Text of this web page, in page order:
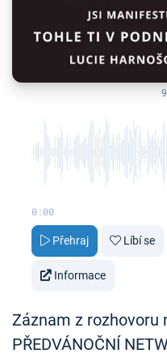
0:00
Přehraj Líbí se
Informace
Záznam z rozhovoru
PŘEDVÁNOČNÍ